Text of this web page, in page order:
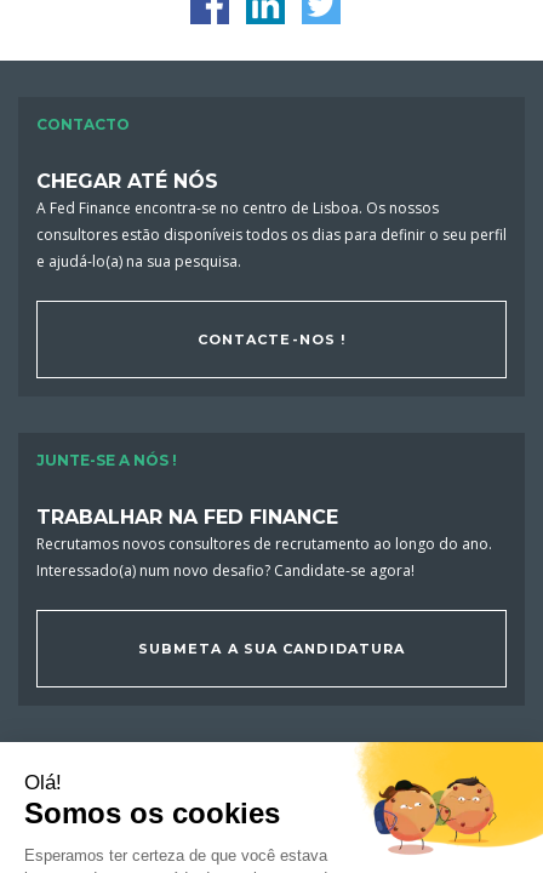
CONTACTO
CHEGAR ATÉ NÓS
A Fed Finance encontra-se no centro de Lisboa. Os nossos
consultores estão disponíveis todos os dias para definir o seu perfil
e ajudá-lo(a) na sua pesquisa.
CONTACTE-NOS !
JUNTE-SE A NÓS !
TRABALHAR NA FED FINANCE
Recrutamos novos consultores de recrutamento ao longo do ano.
Interessado(a) num novo desafio? Candidate-se agora!
SUBMETA A SUA CANDIDATURA